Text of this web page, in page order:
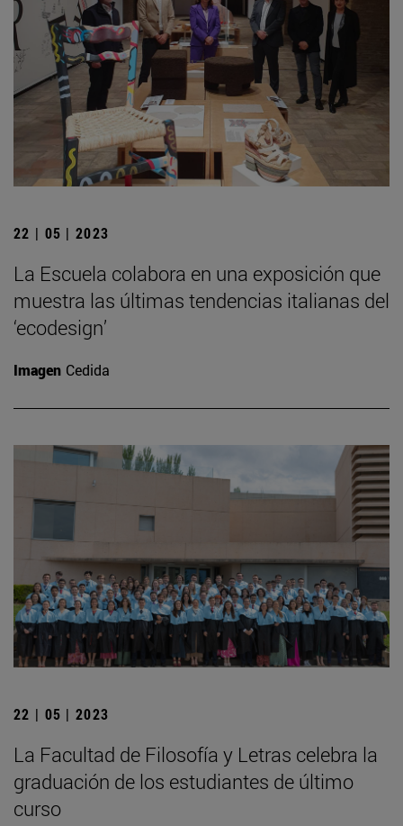
22 | 05 | 2023
La Escuela colabora en una exposición que
muestra las últimas tendencias italianas del
‘ecodesign’
Imagen Cedida
22 | 05 | 2023
La Facultad de Filosofía y Letras celebra la
graduación de los estudiantes de último
curso